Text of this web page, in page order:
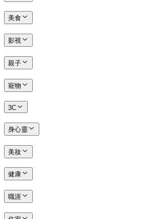
美食
影視
親子
寵物
3C
身心靈
美妝
健康
職涯